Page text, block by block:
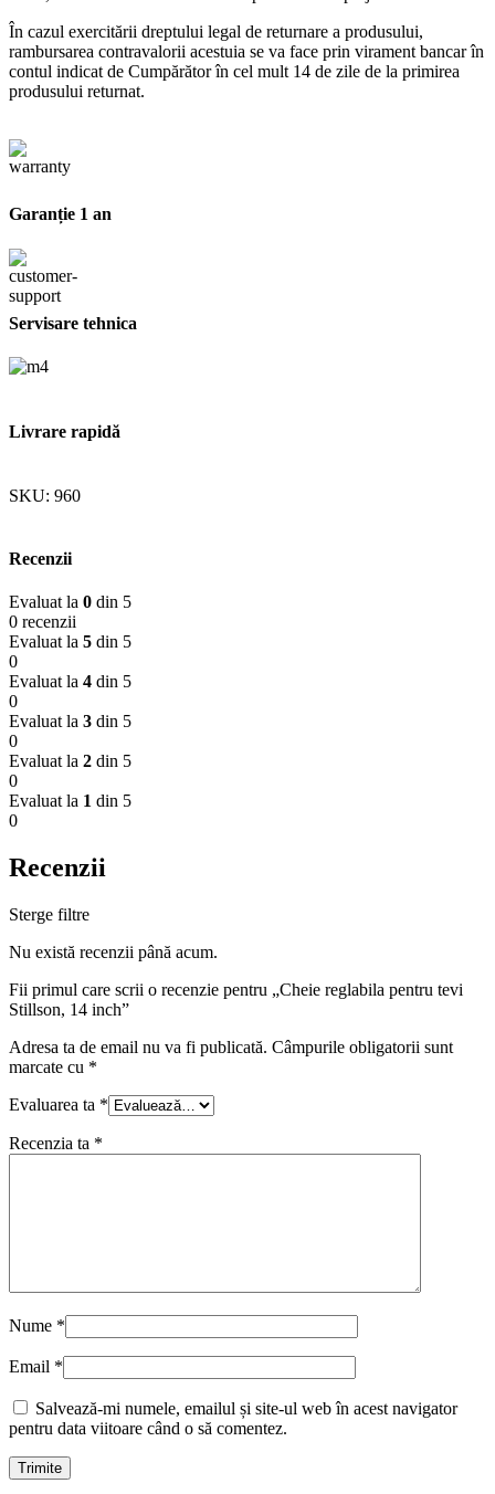
În cazul exercitării dreptului legal de returnare a produsului,
rambursarea contravalorii acestuia se va face prin virament bancar în
contul indicat de Cumpărător în cel mult 14 de zile de la primirea
produsului returnat.
Garanție 1 an
Servisare tehnica
Livrare rapidă
SKU: 960
Recenzii
Evaluat la 0 din 5
0 recenzii
Evaluat la 5 din 5
0
Evaluat la 4 din 5
0
Evaluat la 3 din 5
0
Evaluat la 2 din 5
0
Evaluat la 1 din 5
0
Recenzii
Sterge filtre
Nu există recenzii până acum.
Fii primul care scrii o recenzie pentru „Cheie reglabila pentru tevi
Stillson, 14 inch”
Adresa ta de email nu va fi publicată. Câmpurile obligatorii sunt
marcate cu *
Evaluarea ta *
Recenzia ta *
Nume *
Email *
Salvează-mi numele, emailul și site-ul web în acest navigator
pentru data viitoare când o să comentez.